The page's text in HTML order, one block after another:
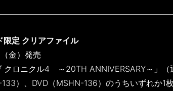
限定 クリアファイル
金）発売
クロニクル4 ～20TH ANNIVERSARY～」（
）、DVD（MSHN-136）のうちいずれか1